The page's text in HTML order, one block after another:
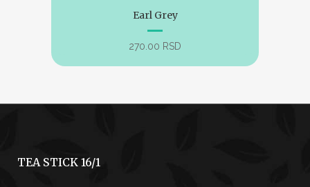
Earl Grey
270.00 RSD
TEA STICK 16/1